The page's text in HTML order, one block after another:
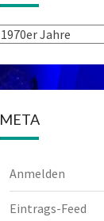
Kategorien
META
Anmelden
Eintrags-Feed